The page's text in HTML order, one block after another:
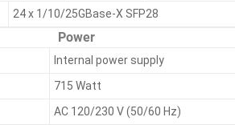
24 x 1/10/25GBase-X SFP28
Power
Internal power supply
715 Watt
AC 120/230 V (50/60 Hz)